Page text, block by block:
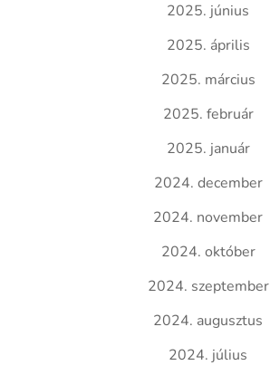
2025. június
2025. április
2025. március
2025. február
2025. január
2024. december
2024. november
2024. október
2024. szeptember
2024. augusztus
2024. július